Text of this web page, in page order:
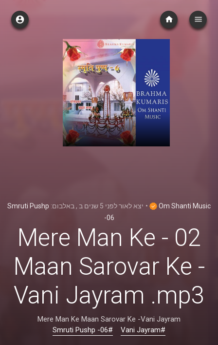
Om Shanti Music
• יצא לאורלפני 5 שנים ב , באלבום: Smruti Pushp
-06
02 - Mere Man Ke
Maan Sarovar Ke -
Vani Jayram .mp3
Mere Man Ke Maan Sarovar Ke -Vani Jayram
#Vani Jayram
#Smruti Pushp -06